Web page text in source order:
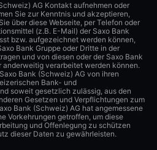
AG Kontakt aufnehmen oder
Sie zur Kenntnis und akzeptieren,
über diese Webseite, per Telefon oder
(z.B. E-Mail) der Saxo Bank
bzw. aufgezeichnet werden können,
Bank Gruppe oder Dritte in der
und von diesen oder der Saxo Bank
anderweitig verarbeitet werden können.
Bank (Schweiz) AG von ihren
Bank- und
soweit gesetzlich zulässig, aus den
Gesetzen und Verpflichtungen zum
Bank (Schweiz) AG hat angemessene
Vorkehrungen getroffen, um diese
und Offenlegung zu schützen
dieser Daten zu gewährleisten.